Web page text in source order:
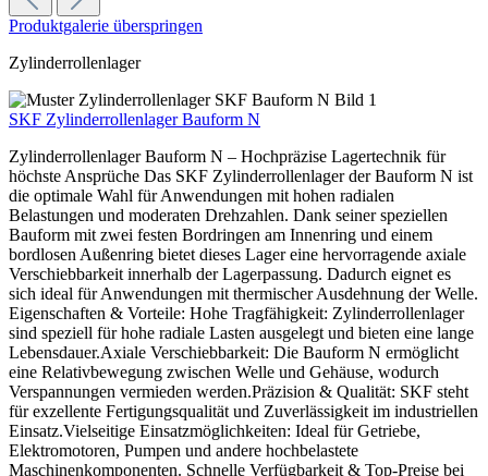
Produktgalerie überspringen
Zylinderrollenlager
SKF Zylinderrollenlager Bauform N
Zylinderrollenlager Bauform N – Hochpräzise Lagertechnik für
höchste Ansprüche Das SKF Zylinderrollenlager der Bauform N ist
die optimale Wahl für Anwendungen mit hohen radialen
Belastungen und moderaten Drehzahlen. Dank seiner speziellen
Bauform mit zwei festen Bordringen am Innenring und einem
bordlosen Außenring bietet dieses Lager eine hervorragende axiale
Verschiebbarkeit innerhalb der Lagerpassung. Dadurch eignet es
sich ideal für Anwendungen mit thermischer Ausdehnung der Welle.
Eigenschaften & Vorteile: Hohe Tragfähigkeit: Zylinderrollenlager
sind speziell für hohe radiale Lasten ausgelegt und bieten eine lange
Lebensdauer.Axiale Verschiebbarkeit: Die Bauform N ermöglicht
eine Relativbewegung zwischen Welle und Gehäuse, wodurch
Verspannungen vermieden werden.Präzision & Qualität: SKF steht
für exzellente Fertigungsqualität und Zuverlässigkeit im industriellen
Einsatz.Vielseitige Einsatzmöglichkeiten: Ideal für Getriebe,
Elektromotoren, Pumpen und andere hochbelastete
Maschinenkomponenten. Schnelle Verfügbarkeit & Top-Preise bei